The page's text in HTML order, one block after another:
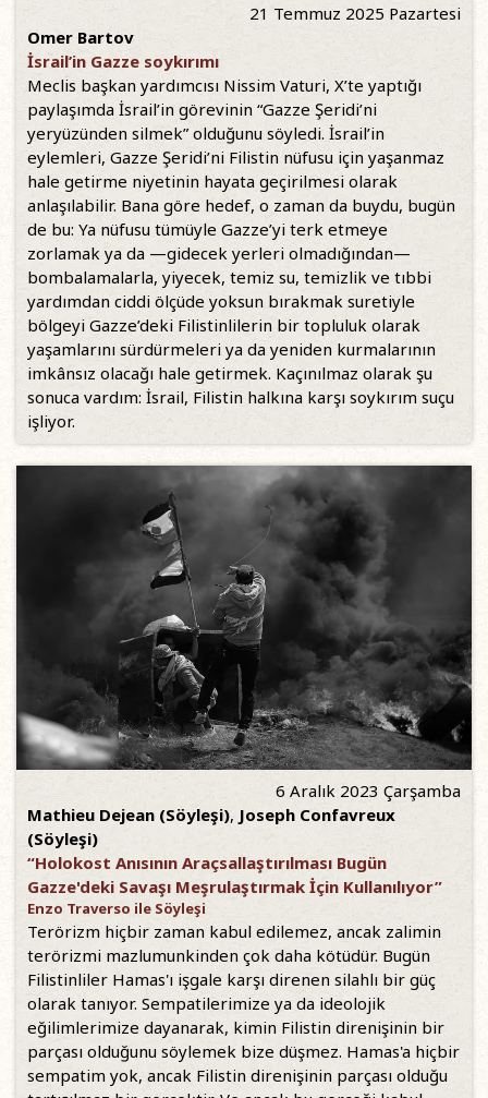
21 Temmuz 2025 Pazartesi
Omer Bartov
İsrail’in Gazze soykırımı
Meclis başkan yardımcısı Nissim Vaturi, X’te yaptığı
paylaşımda İsrail’in görevinin “Gazze Şeridi’ni
yeryüzünden silmek” olduğunu söyledi. İsrail’in
eylemleri, Gazze Şeridi’ni Filistin nüfusu için yaşanmaz
hale getirme niyetinin hayata geçirilmesi olarak
anlaşılabilir. Bana göre hedef, o zaman da buydu, bugün
de bu: Ya nüfusu tümüyle Gazze’yi terk etmeye
zorlamak ya da —gidecek yerleri olmadığından—
bombalamalarla, yiyecek, temiz su, temizlik ve tıbbi
yardımdan ciddi ölçüde yoksun bırakmak suretiyle
bölgeyi Gazze’deki Filistinlilerin bir topluluk olarak
yaşamlarını sürdürmeleri ya da yeniden kurmalarının
imkânsız olacağı hale getirmek. Kaçınılmaz olarak şu
sonuca vardım: İsrail, Filistin halkına karşı soykırım suçu
işliyor.
6 Aralık 2023 Çarşamba
Mathieu Dejean (Söyleşi), Joseph Confavreux
(Söyleşi)
“Holokost Anısının Araçsallaştırılması Bugün
Gazze'deki Savaşı Meşrulaştırmak İçin Kullanılıyor”
Enzo Traverso ile Söyleşi
Terörizm hiçbir zaman kabul edilemez, ancak zalimin
terörizmi mazlumunkinden çok daha kötüdür. Bugün
Filistinliler Hamas'ı işgale karşı direnen silahlı bir güç
olarak tanıyor. Sempatilerimize ya da ideolojik
eğilimlerimize dayanarak, kimin Filistin direnişinin bir
parçası olduğunu söylemek bize düşmez. Hamas'a hiçbir
sempatim yok, ancak Filistin direnişinin parçası olduğu